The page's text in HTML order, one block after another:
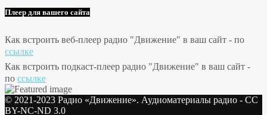
Плеер для вашего сайта
Как встроить веб-плеер радио "Движение" в ваш сайт - по
ссылке
Как встроить подкаст-плеер радио "Движение" в ваш сайт -
по ссылке
© 2021-2023 Радио «Движение». Аудиоматериалы радио - CC
BY-NC-ND 3.0